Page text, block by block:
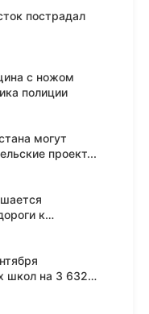
пострадал
с ножом
полиции
могут
проект...
к
школ на 3 632